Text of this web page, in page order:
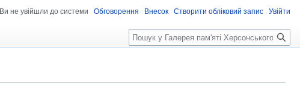
Ви не увійшли до системи Обговорення Внесок Створити обліковий запис Увійти
Пошук